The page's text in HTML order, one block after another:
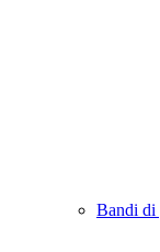
Bandi di